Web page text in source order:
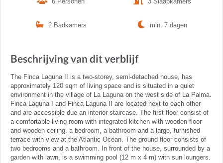
2 Badkamers min. 7 dagen
Beschrijving van dit verblijf
The Finca Laguna II is a two-storey, semi-detached house, has
approximately 120 sqm of living space and is situated in a quiet
environment in the village of La Laguna on the west side of La Palma.
Finca Laguna I and Finca Laguna II are located next to each other
and are accessible due an interior staircase. The first floor consist of
a comfortable living room with integrated kitchen with wooden floor
and wooden ceiling, a bedroom, a bathroom and a large, furnished
terrace with view at the Atlantic Ocean. The ground floor consists of
two bedrooms and a bathroom. In front of the house, surrounded by a
garden with lawn, is a swimming pool (12 m x 4 m) with sun loungers.